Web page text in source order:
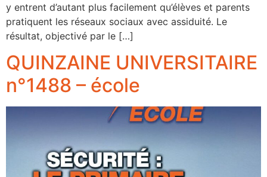
y entrent d’autant plus facilement qu’élèves et parents
pratiquent les réseaux sociaux avec assiduité. Le
résultat, objectivé par le […]
QUINZAINE UNIVERSITAIRE
n°1488 – école